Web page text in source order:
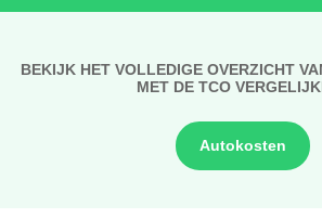
BEKIJK HET VOLLEDIGE OVERZICHT
MET DE TCO
Autokosten